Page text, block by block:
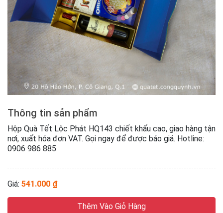
Thông tin sản phẩm
Hộp Quà Tết Lộc Phát HQ143 chiết khấu cao, giao hàng tận
nơi, xuất hóa đơn VAT. Gọi ngay để được báo giá. Hotline:
0906 986 885
Giá: 541.000 ₫
Thêm Vào Giỏ Hàng